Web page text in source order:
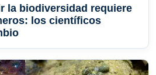
la biodiversidad requiere
los científicos